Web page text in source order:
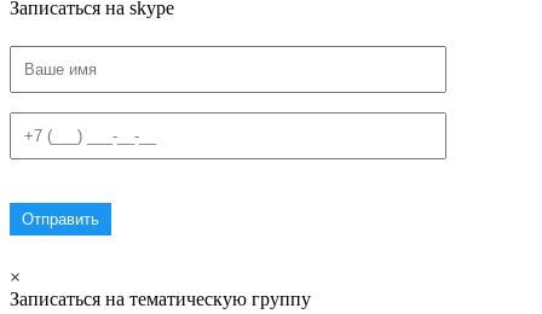
Записаться на skype
×
Записаться на тематическую группу